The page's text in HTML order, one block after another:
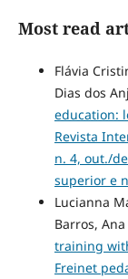
Most read
Flávia
Dias dos
education:
Revista
n. 4, out./
superior e
Lucianna
Barros,
training
Freinet